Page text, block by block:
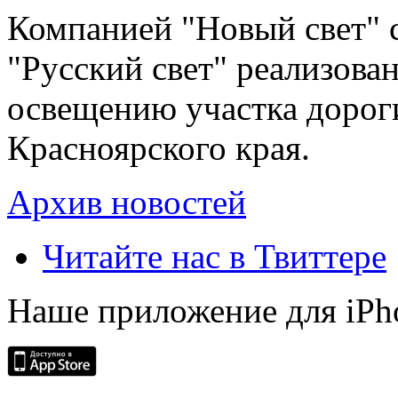
Компанией "Новый свет"
"Русский свет"
освещению участка
Красноярского края.
Архив новостей
Читайте нас в Твиттере
Наше приложение для